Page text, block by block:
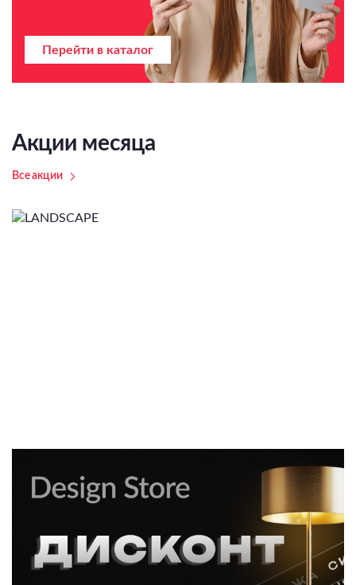
Перейти в каталог
Акции месяца
Все акции